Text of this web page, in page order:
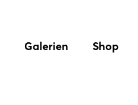
Galerien Shop